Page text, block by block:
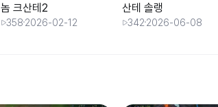
놈 크산테2
3582026-02-12
산테 솔랭
3422026-06-08